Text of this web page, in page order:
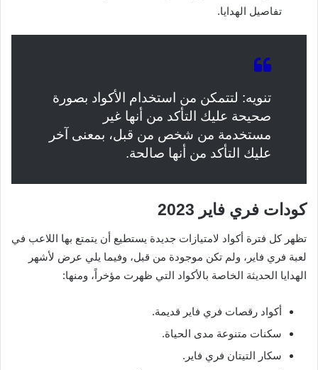
تفاصيل الهدايا.
تنويه: لتتمكن من استخدام الأكواد بصورة
صحيحة عليك التأكد من أنها غير
مستخدمة من شخص من قبل، بمعنى آخر
عليك التأكد من أنها صالحة.
كودات فري فاير 2023
تظهر كل فترة أكواد لامتيازات جديدة يستطيع أن يتمتع بها اللاعب في
لعبة فري فاير، ولم تكن موجودة من قبل، وفيما يلي عرض لأشهر
الهدايا الحديثة الخاصة بالأكواد التي ظهرت مؤخراً، ومنها:
أكواد رقصات فري فاير قديمة.
سكنات متنوعة مدى الحياة.
سكار التيتان فري فاير.